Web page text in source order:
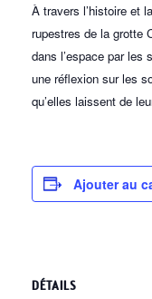
À travers l’histoire et
rupestres de la grotte
dans l’espace par les
une réflexion sur les
qu’elles laissent de
Ajouter au
DÉTAILS